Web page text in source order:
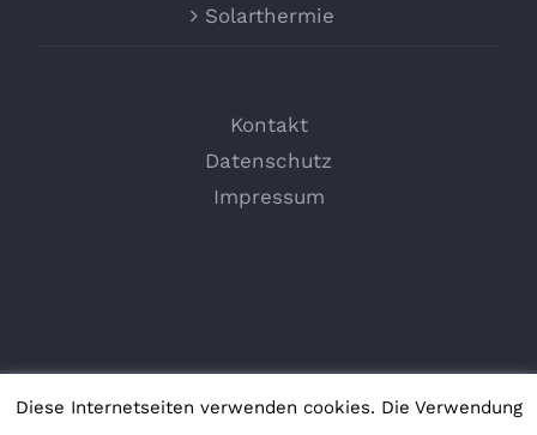
Solarthermie
Kontakt
Datenschutz
Impressum
Diese Internetseiten verwenden cookies. Die Verwendung